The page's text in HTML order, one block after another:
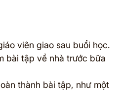
viên giao sau buổi học.
bài tập về nhà trước bữa
thành bài tập, như một